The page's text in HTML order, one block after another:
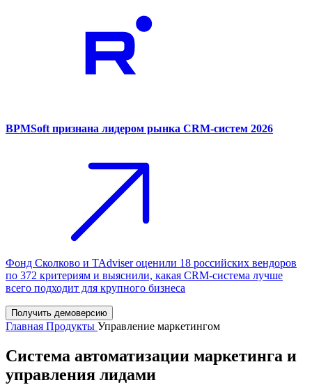
BPMSoft признана лидером рынка CRM-систем 2026
Фонд Сколково и TAdviser оценили 18 российских вендоров
по 372 критериям и выяснили, какая CRM-система лучше
всего подходит для крупного бизнеса
Получить демоверсию
Главная Продукты Управление маркетингом
Система автоматизации маркетинга и
управления лидами